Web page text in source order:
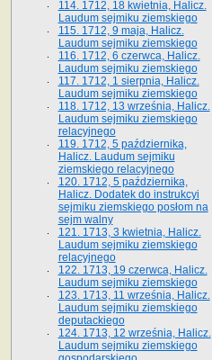
114. 1712, 18 kwietnia, Halicz.
Laudum sejmiku ziemskiego
115. 1712, 9 maja, Halicz.
Laudum sejmiku ziemskiego
116. 1712, 6 czerwca, Halicz.
Laudum sejmiku ziemskiego
117. 1712, 1 sierpnia, Halicz.
Laudum sejmiku ziemskiego
118. 1712, 13 września, Halicz.
Laudum sejmiku ziemskiego
relacyjnego
119. 1712, 5 października,
Halicz. Laudum sejmiku
ziemskiego relacyjnego
120. 1712, 5 października,
Halicz. Dodatek do instrukcyi
sejmiku ziemskiego posłom na
sejm walny
121. 1713, 3 kwietnia, Halicz.
Laudum sejmiku ziemskiego
relacyjnego
122. 1713, 19 czerwca, Halicz.
Laudum sejmiku ziemskiego
123. 1713, 11 września, Halicz.
Laudum sejmiku ziemskiego
deputackiego
124. 1713, 12 września, Halicz.
Laudum sejmiku ziemskiego